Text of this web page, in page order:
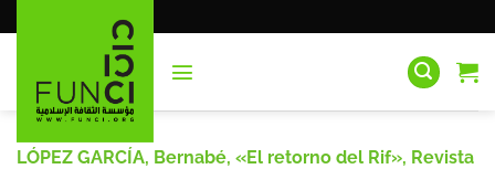
al
LÓPEZ GARCÍA, Bernabé, «El retorno del Rif», Revista